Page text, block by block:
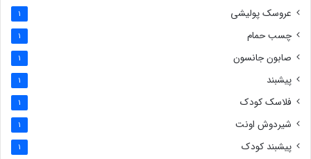
عروسک پولیشی 1
چسب حمام 1
صابون جانسون 1
پیشبند 1
فلاسک کودک 1
شیردوش اونت 1
پیشبند کودک 1